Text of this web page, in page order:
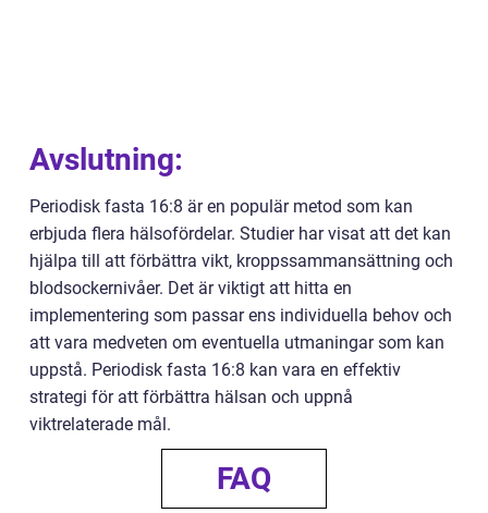
Avslutning:
Periodisk fasta 16:8 är en populär metod som kan
erbjuda flera hälsofördelar. Studier har visat att det kan
hjälpa till att förbättra vikt, kroppssammansättning och
blodsockernivåer. Det är viktigt att hitta en
implementering som passar ens individuella behov och
att vara medveten om eventuella utmaningar som kan
uppstå. Periodisk fasta 16:8 kan vara en effektiv
strategi för att förbättra hälsan och uppnå
viktrelaterade mål.
FAQ